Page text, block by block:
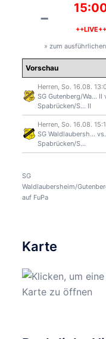
- ++LIVE++
» zum
Vorschau
Herren, So. 16.08.
SG Gutenberg/Wa... II
Spabrücken/S... II
Herren, So. 16.08.
SG Waldlaubersh... vs.
Spabrücken/S...
SG
Waldlaubersheim/
auf FuPa
Karte